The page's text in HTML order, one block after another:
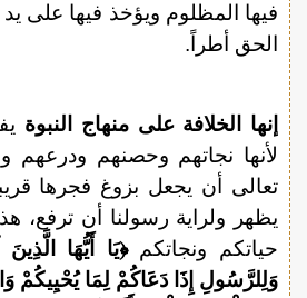
فيها المظلوم ويؤخذ فيها على
الحق أطراً.
إنها الخلافة على منهاج النبوة
لأنها نجاتهم وحصنهم ودرعهم
تعالى أن يجعل بزوغ فجرها
يظهر ولراية رسولنا أن ترفع،
حياتكم ونجاتكم﴿يَا أَيُّهَا
وَلِلرَّسُولِ إِذَا دَعَاكُمْ لِمَا يُحْيِيكُمْ